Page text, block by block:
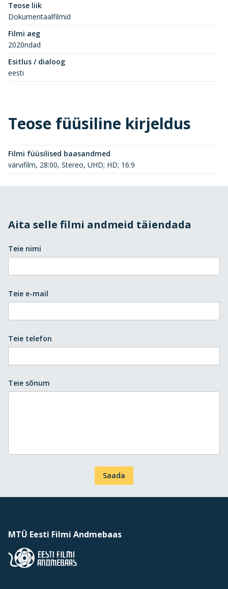
Teose liik
Dokumentaalfilmid
Filmi aeg
2020ndad
Esitlus / dialoog
eesti
Teose füüsiline kirjeldus
Filmi füüsilised baasandmed
värvifilm, 28:00, Stereo, UHD; HD; 16:9
Aita selle filmi andmeid täiendada
Teie nimi
Teie e-mail
Teie telefon
Teie sõnum
Saada
MTÜ Eesti Filmi Andmebaas